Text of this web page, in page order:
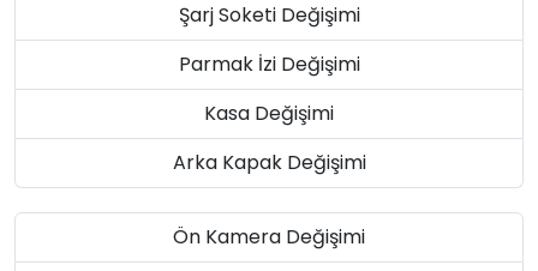
Şarj Soketi Değişimi
Parmak İzi Değişimi
Kasa Değişimi
Arka Kapak Değişimi
Ön Kamera Değişimi